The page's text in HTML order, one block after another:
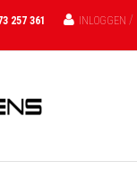
257 361 INLOGGEN /